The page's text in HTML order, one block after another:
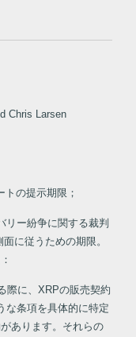
Chris Larsen
の提示期限；
リー紛争に関する裁判
に従うための期限。
際に、XRPの販売契約
な条項を具体的に特定
あります。それらの